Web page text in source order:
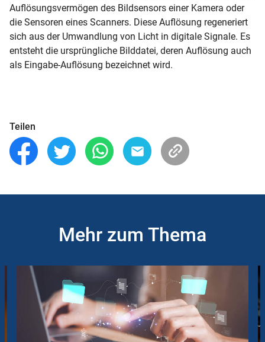
Auflösungsvermögen des Bildsensors einer Kamera oder
die Sensoren eines Scanners. Diese Auflösung regeneriert
sich aus der Umwandlung von Licht in digitale Signale. Es
entsteht die ursprüngliche Bilddatei, deren Auflösung auch
als Eingabe-Auflösung bezeichnet wird.
Teilen
Mehr zum Thema
Instructions